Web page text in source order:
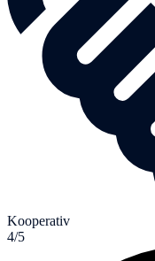
Kooperativ
4/5